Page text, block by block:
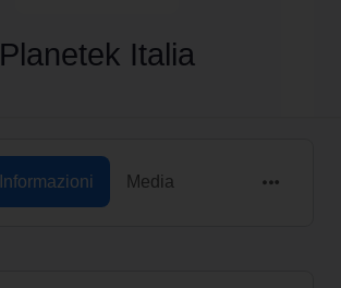
Planetek Italia
Informazioni Media